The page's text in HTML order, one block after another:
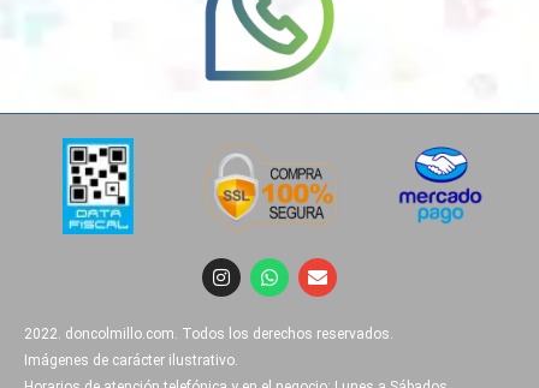
I
n
s
a
g
r
W
h
a
s
p
E
n
v
l
p
2022. doncolmillo.com. Todos los derechos reservados.
Imágenes de carácter ilustrativo.